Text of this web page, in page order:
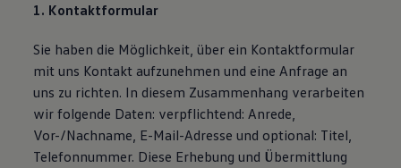
1. Kontaktformular
Sie haben die Möglichkeit, über ein Kontaktformular
mit uns Kontakt aufzunehmen und eine Anfrage an
uns zu richten. In diesem Zusammenhang verarbeiten
wir folgende Daten: verpflichtend: Anrede,
Vor-/Nachname, E-Mail-Adresse und optional: Titel,
Telefonnummer. Diese Erhebung und Übermittlung